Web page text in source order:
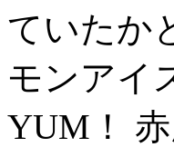
ていたか
モンアイ
YUM！